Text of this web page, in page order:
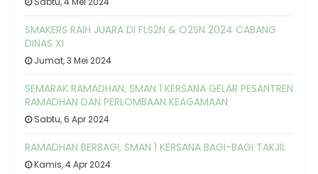
SMAKERS RAIH JUARA DI FLS2N & O2SN 2024 CABANG
DINAS XI
Jumat, 3 Mei 2024
SEMARAK RAMADHAN, SMAN 1 KERSANA GELAR PESANTREN
RAMADHAN DAN PERLOMBAAN KEAGAMAAN
Sabtu, 6 Apr 2024
RAMADHAN BERBAGI, SMAN 1 KERSANA BAGI-BAGI TAKJIL
Kamis, 4 Apr 2024